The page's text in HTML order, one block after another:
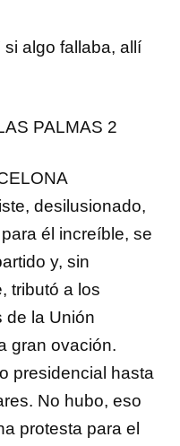
si algo fallaba, allí
PALMAS 2
desilusionado,
él increíble, se
y, sin
tributó a los
de la Unión
gran ovación.
presidencial hasta
No hubo, eso
protesta para el